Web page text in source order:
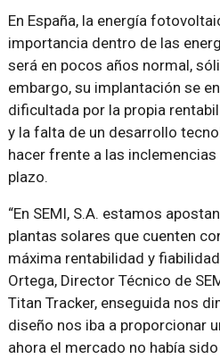
En España, la energía
importancia dentro de las
será en pocos años normal,
embargo, su implantación se
dificultada por la propia
y la falta de un desarrollo
hacer frente a las
plazo.
“En SEMI, S.A. estamos
plantas solares que cuenten
máxima rentabilidad y
Ortega, Director Técnico de
Titan Tracker, enseguida nos
diseño nos iba a proporcionar
ahora el mercado no había